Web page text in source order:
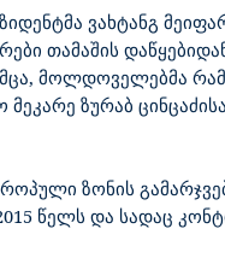
ვახტანგ
თამაშის
მოლდოველებმა
მეკარე ზურაბ
ზონის
წელს და სადაც